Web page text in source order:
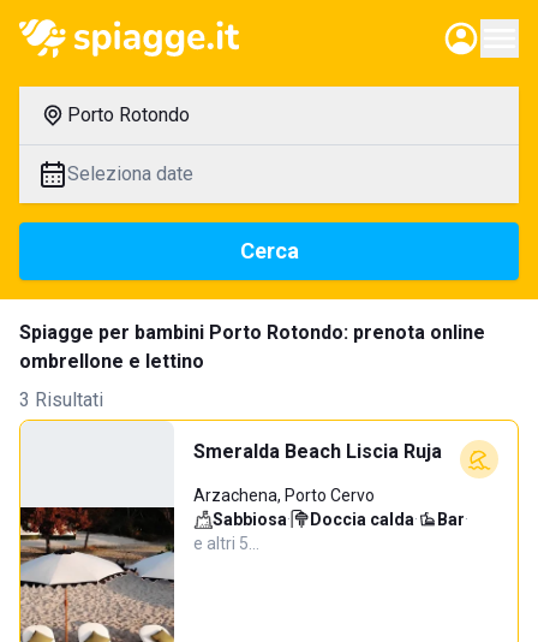
Porto Rotondo
Seleziona date
Cerca
Spiagge per bambini Porto Rotondo: prenota online
ombrellone e lettino
3 Risultati
Smeralda Beach Liscia Ruja
Arzachena, Porto Cervo
Sabbiosa· Doccia calda· Bar·
e altri 5…